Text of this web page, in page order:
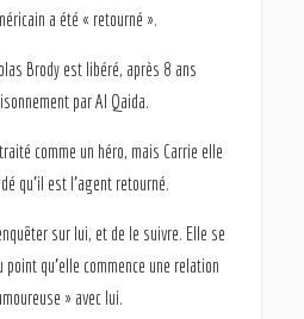
a été « retourné ».
Brody est libéré, après 8 ans
par Al Qaida.
comme un héro, mais Carrie elle
qu’il est l’agent retourné.
sur lui, et de le suivre. Elle se
point qu’elle commence une relation
» avec lui.